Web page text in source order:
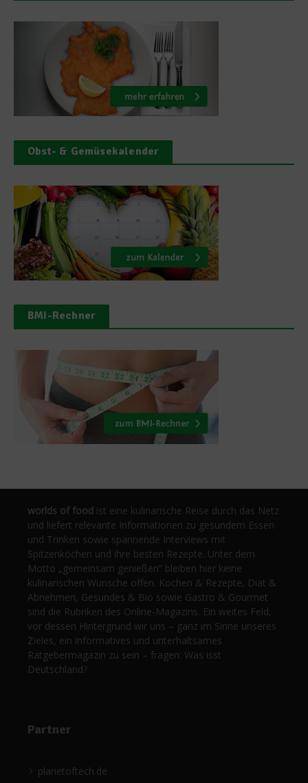
Obst- & Gemüsekalender
BMI-Rechner
worlds of food ist eine kulinarische Reise durch das Netz
und liefert relevante Informationen zu gesundem Essen
und Trinken sowie spannende Interviews mit
Spitzenköchen und ihre besten Rezepte. Unter dem
Motto „gemeinsam genießen“ bleiben hier keine
kulinarischen Wünsche offen. Kochen & Rezepte, Diät &
Abnehmen, Gesundes & Bio sowie Gastro & Gourmet
sind die Rubriken des Online-Magazins. Ein weites Feld,
vor dessen Hintergrund wir uns – ganz im Sinne unseres
Zieles, ein informatives und unterhaltsames
Ratgebermagazin zu sein – fragen: Was isst
Deutschland?
Partner
planetoftech.de